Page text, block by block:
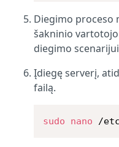
Diegimo proceso
šakninio
diegimo scenarijui
Įdiegę serverį,
failą.
sudo nano /